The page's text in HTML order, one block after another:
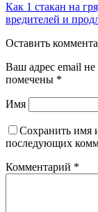
Как 1 стакан на
вредителей и
Оставить
Ваш адрес email не
помечены *
Имя
Сохранить имя
последующих
Комментарий *